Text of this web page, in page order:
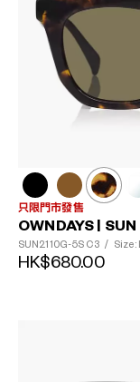
只限門市發售
OWNDAYS | SUN
SUN2110G-5S C3 / Size: L
HK$680.00